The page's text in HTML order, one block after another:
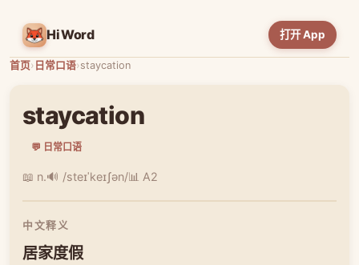
HiWord 打开 App
首页› 日常口语›staycation
staycation
💬 日常口语
📖 n.🔊 /steɪˈkeɪʃən/📊 A2
中文释义
居家度假